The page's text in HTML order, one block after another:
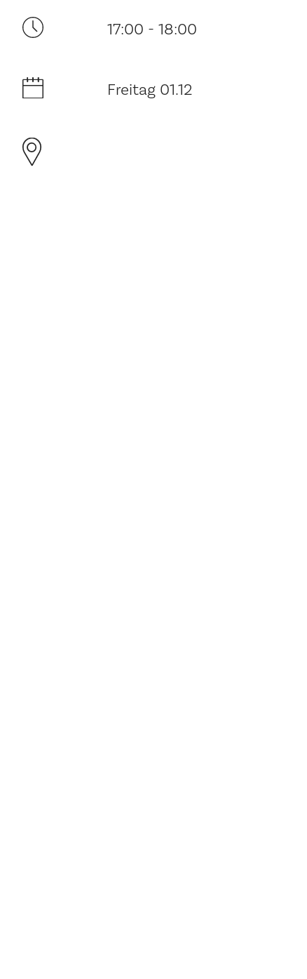
17:00 - 18:00
Freitag 01.12